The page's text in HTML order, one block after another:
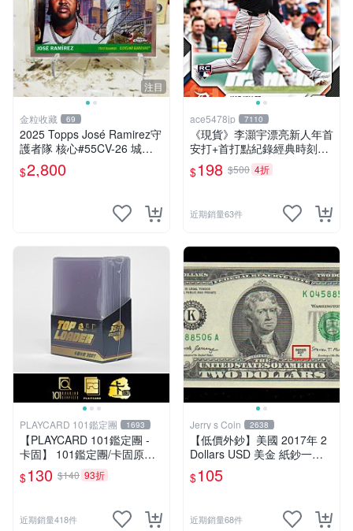
注目
金粒收藏 69
2025 Topps José Ramirez守
護者隊 核心#55CV-26 城市
版SSP
$2,800
ace5478jp 7110
《現貨》李灝宇漂亮新人年首
安打+首打點紀錄經典時刻紀
念卡 2026 Topps Now Rooki
e
$198 $500 4折
近期銷量63件
PLAYCARD 101鑑定團 1693
【PLAYCARD 101鑑定團 -
卡固】 101鑑定團/卡固原廠
原裝 一般卡夾 / 塑膠殼 尺
寸：35pt
$130 $140 93折
近期銷量418件
Jerry s Coin 2638
【低價外鈔】美國 2017年 2
Dollars USD 美金 紙鈔一枚
少見
$105
近期銷量68件